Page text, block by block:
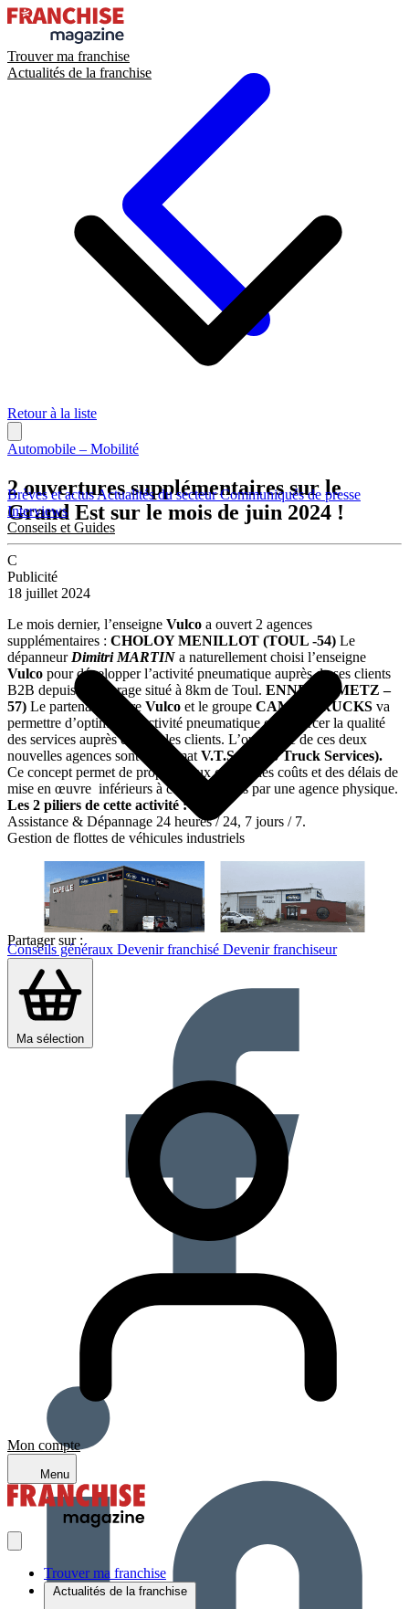
Trouver ma franchise
Actualités de la franchise
Brèves et actusActualités du secteurCommuniqués de presse
Interviews
Conseils et Guides
Conseils généraux Devenir franchisé Devenir franchiseur
Ma sélection
Mon compte
Menu
Trouver ma franchise
Actualités de la franchise
Retour à la liste
Automobile – Mobilité
2 ouvertures supplémentaires sur le
Grand Est sur le mois de juin 2024 !
C
Publicité
18 juillet 2024
Le mois dernier, l’enseigne Vulco a ouvert 2 agences
supplémentaires : CHOLOY MENILLOT (TOUL -54) Le
dépanneur Dimitri MARTIN a naturellement choisi l’enseigne
Vulco pour développer l’activité pneumatique auprès de ses clients
B2B depuis son garage situé à 8km de Toul. ENNERY (METZ –
57) Le partenariat entre Vulco et le groupe CAM2P TRUCKS va
permettre d’optimiser l’activité pneumatique et renforcer la qualité
des services auprès de tous les clients. L’ouverture de ces deux
nouvelles agences sont au format V.T.S (Vulco Truck Services).
Ce concept permet de proposer aux clients des coûts et des délais de
mise en œuvre inférieurs à ceux proposés par une agence physique.
Les 2 piliers de cette activité :
Assistance & Dépannage 24 heures / 24, 7 jours / 7.
Gestion de flottes de véhicules industriels
Partager sur :